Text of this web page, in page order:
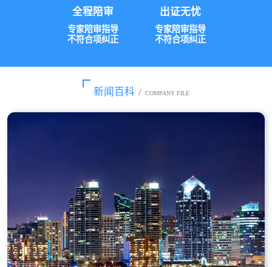
全程陪审
专家陪审指导
不符合项纠正
出证无忧
专家陪审指导
不符合项纠正
新闻百科 / COMPANY FILE